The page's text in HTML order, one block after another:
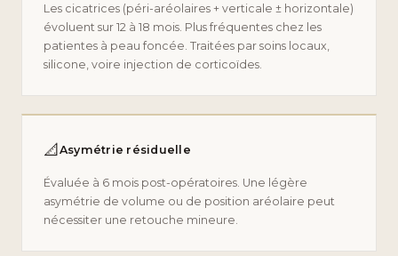
Les cicatrices (péri-aréolaires + verticale ± horizontale)
évoluent sur 12 à 18 mois. Plus fréquentes chez les
patientes à peau foncée. Traitées par soins locaux,
silicone, voire injection de corticoïdes.
📐 Asymétrie résiduelle
Évaluée à 6 mois post-opératoires. Une légère
asymétrie de volume ou de position aréolaire peut
nécessiter une retouche mineure.